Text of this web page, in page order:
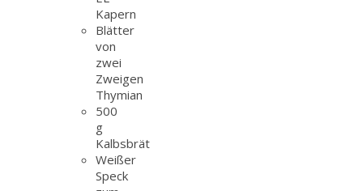
Kapern
Blätter
von
zwei
Zweigen
Thymian
500
g
Kalbsbrät
Weißer
Speck